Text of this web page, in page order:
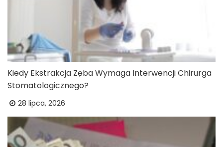
Kiedy Ekstrakcja Zęba Wymaga Interwencji Chirurga
Stomatologicznego?
28 lipca, 2026